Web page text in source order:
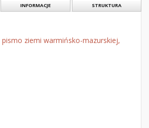
INFORMACJE STRUKTURA
pismo ziemi warmińsko-mazurskiej,